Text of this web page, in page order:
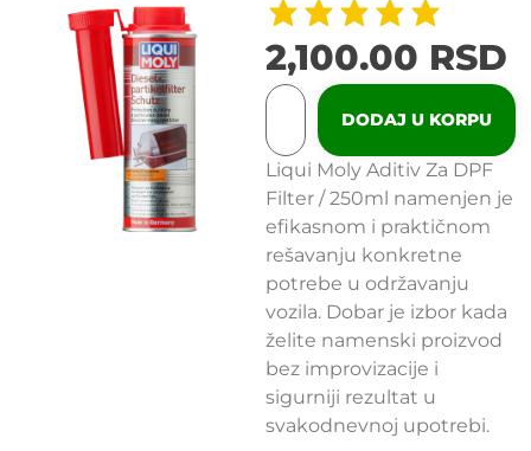
2,100.00 RSD
DODAJ U KORPU
Liqui Moly Aditiv Za DPF
Filter / 250ml namenjen je
efikasnom i praktičnom
rešavanju konkretne
potrebe u održavanju
vozila. Dobar je izbor kada
želite namenski proizvod
bez improvizacije i
sigurniji rezultat u
svakodnevnoj upotrebi.